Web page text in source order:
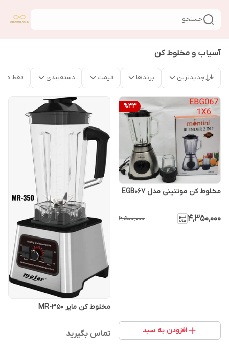
جستجو
آسیاب و مخلوط کن
جدیدترین برندها قیمت دسته‌بندی فقط
%33
مخلوط کن مونتینی مدل EGB067
۴٬۳۵۰٬۰۰۰ ۶٬۵۰۰٬۰۰۰
افزودن به سبد
مخلوط کن مایر MR-350
تماس بگیرید